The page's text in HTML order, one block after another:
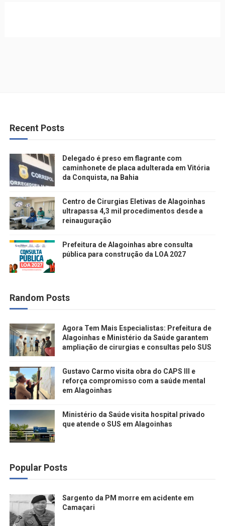
Recent Posts
Delegado é preso em flagrante com
caminhonete de placa adulterada em Vitória
da Conquista, na Bahia
Centro de Cirurgias Eletivas de Alagoinhas
ultrapassa 4,3 mil procedimentos desde a
reinauguração
Prefeitura de Alagoinhas abre consulta
pública para construção da LOA 2027
Random Posts
Agora Tem Mais Especialistas: Prefeitura de
Alagoinhas e Ministério da Saúde garantem
ampliação de cirurgias e consultas pelo SUS
Gustavo Carmo visita obra do CAPS III e
reforça compromisso com a saúde mental
em Alagoinhas
Ministério da Saúde visita hospital privado
que atende o SUS em Alagoinhas
Popular Posts
Sargento da PM morre em acidente em
Camaçari